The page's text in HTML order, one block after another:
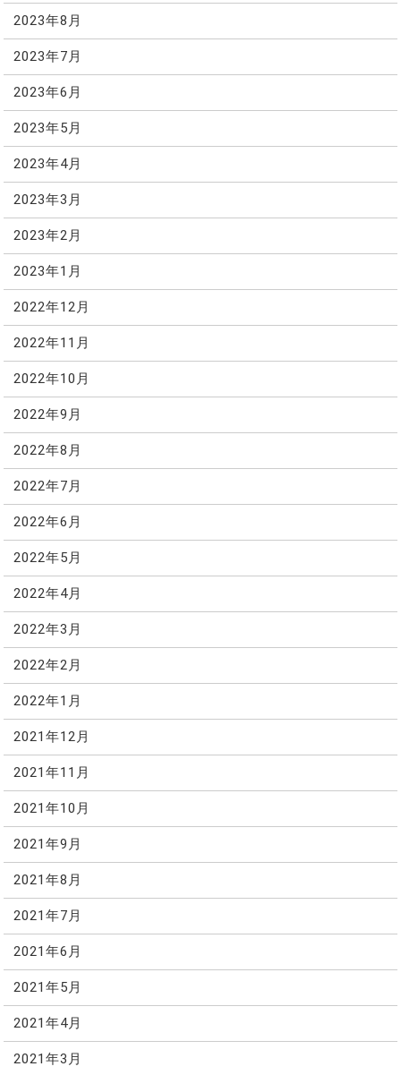
2023年8月
2023年7月
2023年6月
2023年5月
2023年4月
2023年3月
2023年2月
2023年1月
2022年12月
2022年11月
2022年10月
2022年9月
2022年8月
2022年7月
2022年6月
2022年5月
2022年4月
2022年3月
2022年2月
2022年1月
2021年12月
2021年11月
2021年10月
2021年9月
2021年8月
2021年7月
2021年6月
2021年5月
2021年4月
2021年3月